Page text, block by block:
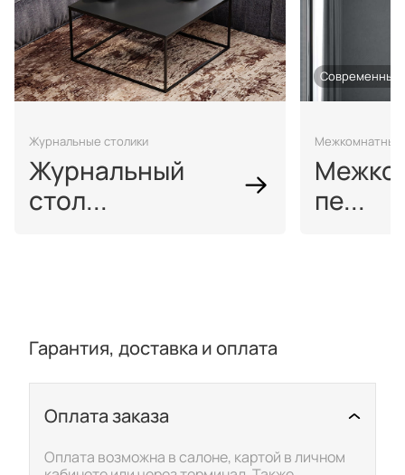
Журнальные столики
Журнальный
стол...
Современный
Межкомнатные
пе...
Гарантия, доставка и оплата
Оплата заказа Скрыть/показать
Оплата возможна в салоне, картой в личном